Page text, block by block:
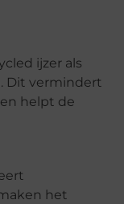
ijzer als
Dit vermindert
helpt de
het